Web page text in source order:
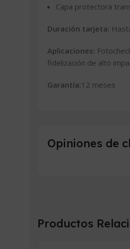
Capa protectora
Duración tarjeta:
Aplicaciones:
fidelización de alto
Garantía:12 meses
Opiniones de
Productos